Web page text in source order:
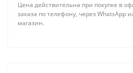
Цена действительна при покупке в
заказа по телефону, через WhatsApp
магазин.